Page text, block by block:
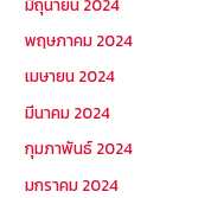
พฤษภาคม 2024
เมษายน 2024
มีนาคม 2024
กุมภาพันธ์ 2024
มกราคม 2024